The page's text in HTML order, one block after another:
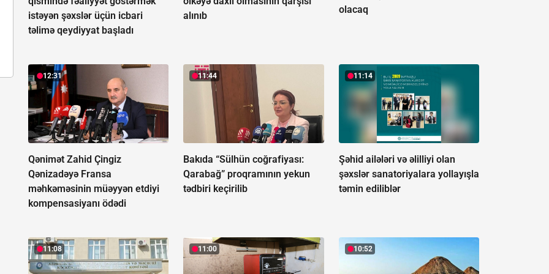
istəyən şəxslər üçün icbari
təlimə qeydiyyat başladı
alınıb
olacaq
12:31
Qənimət Zahid Çingiz
Qənizadəyə Fransa
məhkəməsinin müəyyən etdiyi
kompensasiyanı ödədi
11:44
Bakıda “Sülhün coğrafiyası:
Qarabağ” proqramının yekun
tədbiri keçirilib
11:14
Şəhid ailələri və əlilliyi olan
şəxslər sanatoriyalara yollayışla
təmin ediliblər
11:08 11:00 10:52